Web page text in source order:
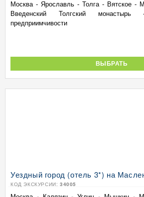
Москва - Ярославль - Толга - Вятское -
Введенский Толгский
предприимчивости
ВЫБРАТЬ
Уездный город (отель 3*) на
КОД ЭКСКУРСИИ: 34005